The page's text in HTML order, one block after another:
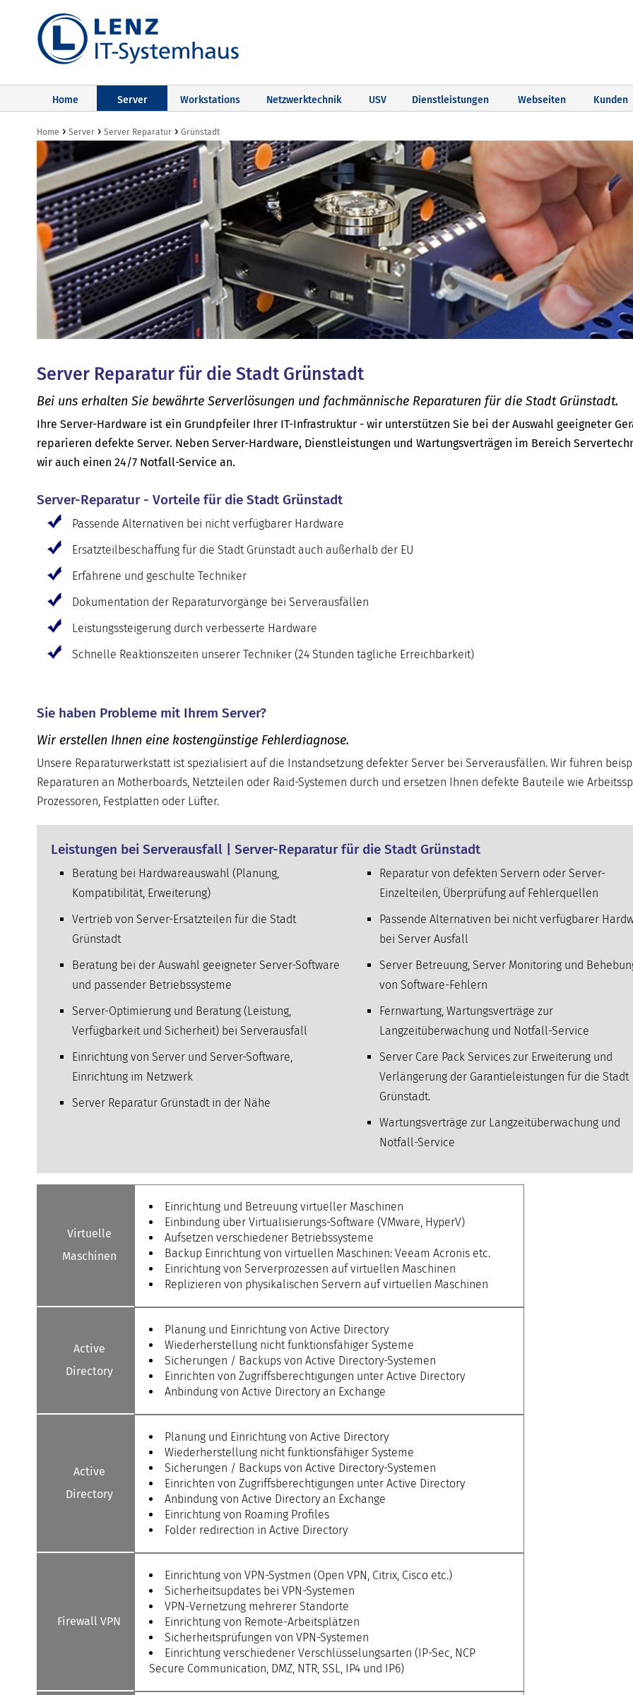
Home Server Workstations Netzwerktechnik USV Dienstleistungen Webseiten Kunden
Home › Server › Server Reparatur › Grünstadt
Server Reparatur für die Stadt Grünstadt
Bei uns erhalten Sie bewährte Serverlösungen und fachmännische Reparaturen für die Stadt Grünstadt.
Ihre Server-Hardware ist ein Grundpfeiler Ihrer IT-Infrastruktur - wir unterstützen Sie bei der Auswahl geeigneter
reparieren defekte Server. Neben Server-Hardware, Dienstleistungen und Wartungsverträgen im Bereich
wir auch einen 24/7 Notfall-Service an.
Server-Reparatur - Vorteile für die Stadt Grünstadt
Passende Alternativen bei nicht verfügbarer Hardware
Ersatzteilbeschaffung für die Stadt Grünstadt auch außerhalb der EU
Erfahrene und geschulte Techniker
Dokumentation der Reparaturvorgänge bei Serverausfällen
Leistungssteigerung durch verbesserte Hardware
Schnelle Reaktionszeiten unserer Techniker (24 Stunden tägliche Erreichbarkeit)
Sie haben Probleme mit Ihrem Server?
Wir erstellen Ihnen eine kostengünstige Fehlerdiagnose.
Unsere Reparaturwerkstatt ist spezialisiert auf die Instandsetzung defekter Server bei Serverausfällen. Wir führen
Reparaturen an Motherboards, Netzteilen oder Raid-Systemen durch und ersetzen Ihnen defekte Bauteile wie
Prozessoren, Festplatten oder Lüfter.
Leistungen bei Serverausfall | Server-Reparatur für die Stadt Grünstadt
Beratung bei Hardwareauswahl (Planung,
Kompatibilität, Erweiterung)
Vertrieb von Server-Ersatzteilen für die Stadt
Grünstadt
Beratung bei der Auswahl geeigneter Server-Software
und passender Betriebssysteme
Server-Optimierung und Beratung (Leistung,
Verfügbarkeit und Sicherheit) bei Serverausfall
Einrichtung von Server und Server-Software,
Einrichtung im Netzwerk
Server Reparatur Grünstadt in der Nähe
Reparatur von defekten Servern oder Server-
Einzelteilen, Überprüfung auf Fehlerquellen
Passende Alternativen bei nicht verfügbarer
bei Server Ausfall
Server Betreuung, Server Monitoring und
von Software-Fehlern
Fernwartung, Wartungsverträge zur
Langzeitüberwachung und Notfall-Service
Server Care Pack Services zur Erweiterung und
Verlängerung der Garantieleistungen für die Stadt
Grünstadt.
Wartungsverträge zur Langzeitüberwachung und
Notfall-Service
Virtuelle
Maschinen
Einrichtung und Betreuung virtueller Maschinen
Einbindung über Virtualisierungs-Software (VMware, HyperV)
Aufsetzen verschiedener Betriebssysteme
Backup Einrichtung von virtuellen Maschinen: Veeam Acronis etc.
Einrichtung von Serverprozessen auf virtuellen Maschinen
Replizieren von physikalischen Servern auf virtuellen Maschinen
Active
Directory
Planung und Einrichtung von Active Directory
Wiederherstellung nicht funktionsfähiger Systeme
Sicherungen / Backups von Active Directory-Systemen
Einrichten von Zugriffsberechtigungen unter Active Directory
Anbindung von Active Directory an Exchange
Active
Directory
Planung und Einrichtung von Active Directory
Wiederherstellung nicht funktionsfähiger Systeme
Sicherungen / Backups von Active Directory-Systemen
Einrichten von Zugriffsberechtigungen unter Active Directory
Anbindung von Active Directory an Exchange
Einrichtung von Roaming Profiles
Folder redirection in Active Directory
Firewall VPN
Einrichtung von VPN-Systmen (Open VPN, Citrix, Cisco etc.)
Sicherheitsupdates bei VPN-Systemen
VPN-Vernetzung mehrerer Standorte
Einrichtung von Remote-Arbeitsplätzen
Sicherheitsprüfungen von VPN-Systemen
Einrichtung verschiedener Verschlüsselungsarten (IP-Sec, NCP
Secure Communication, DMZ, NTR, SSL, IP4 und IP6)